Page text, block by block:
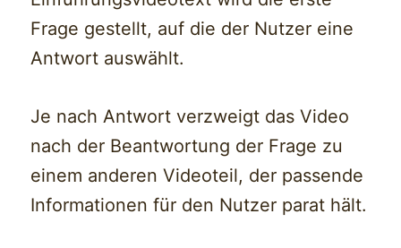
Frage gestellt, auf die der Nutzer eine
Antwort auswählt.
Je nach Antwort verzweigt das Video
nach der Beantwortung der Frage zu
einem anderen Videoteil, der passende
Informationen für den Nutzer parat hält.